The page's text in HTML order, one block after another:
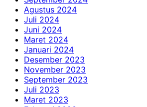
Agustus 2024
Juli 2024
Juni 2024
Maret 2024
Januari 2024
Desember 2023
November 2023
September 2023
Juli 2023
Maret 2023